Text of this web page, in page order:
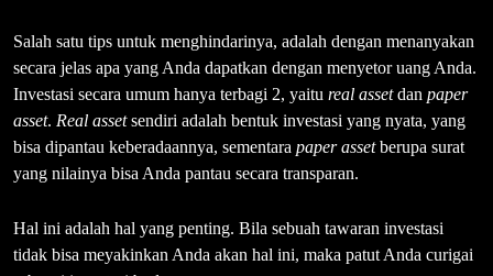
Salah satu tips untuk menghindarinya, adalah dengan menanyakan
secara jelas apa yang Anda dapatkan dengan menyetor uang Anda.
Investasi secara umum hanya terbagi 2, yaitu real assetdan paper
asset. Real assetsendiri adalah bentuk investasi yang nyata, yang
bisa dipantau keberadaannya, sementara paper assetberupa surat
yang nilainya bisa Anda pantau secara transparan.
Hal ini adalah hal yang penting. Bila sebuah tawaran investasi
tidak bisa meyakinkan Anda akan hal ini, maka patut Anda curigai